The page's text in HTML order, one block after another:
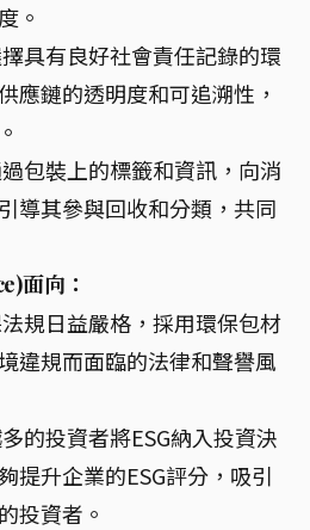
。
具有良好社會責任記錄的環
應鏈的透明度和可追溯性，
包裝上的標籤和資訊，向消
導其參與回收和分類，共同
面向：
規日益嚴格，採用環保包材
違規而面臨的法律和聲譽風
的投資者將ESG納入投資決
提升企業的ESG評分，吸引
投資者。